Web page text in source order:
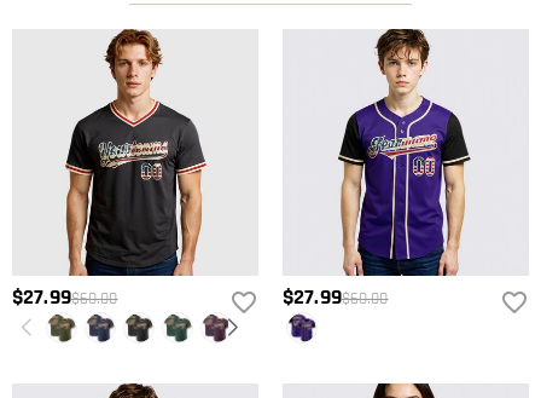
$27.99$60.00 $27.99$60.00